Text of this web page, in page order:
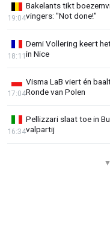
Bakelants tikt
vingers: "Not done!"
19:04
Demi Vollering keert
in Nice
18:11
Visma LaB viert én
Ronde van Polen
17:04
Pellizzari slaat toe in
valpartij
16:34